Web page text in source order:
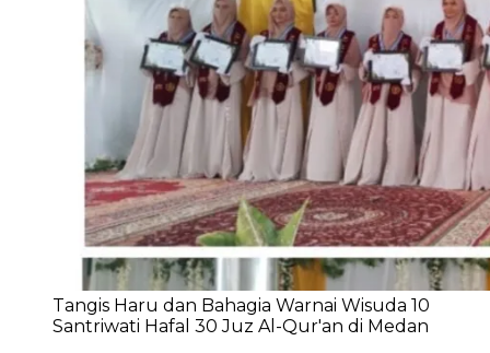
Tangis Haru dan Bahagia Warnai Wisuda 10
Santriwati Hafal 30 Juz Al-Qur'an di Medan